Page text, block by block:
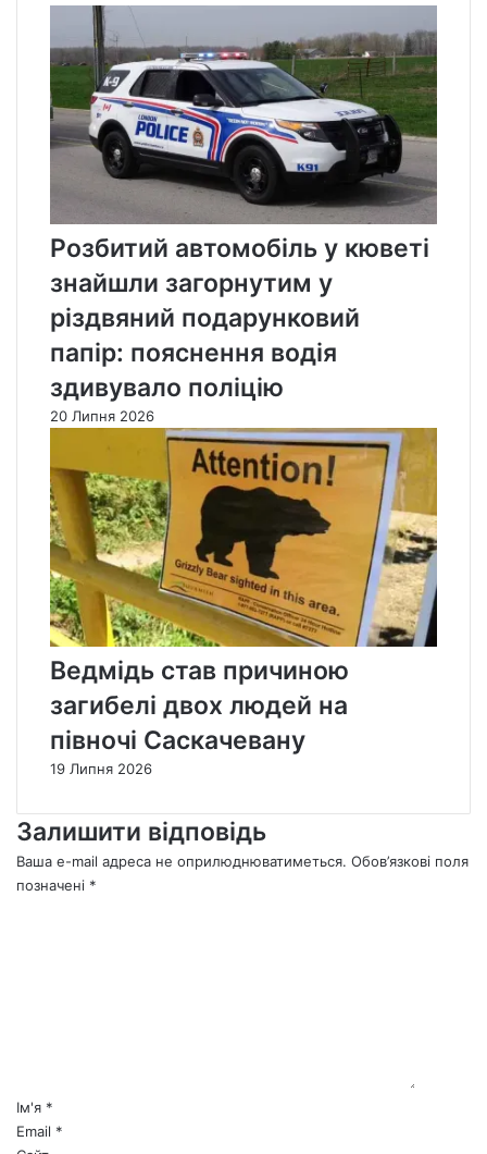
Розбитий автомобіль у кюветі
знайшли загорнутим у
різдвяний подарунковий
папір: пояснення водія
здивувало поліцію
20 Липня 2026
Ведмідь став причиною
загибелі двох людей на
півночі Саскачевану
19 Липня 2026
Залишити відповідь
Ваша e-mail адреса не оприлюднюватиметься. Обов’язкові поля
позначені *
*Ім'я *
Email *